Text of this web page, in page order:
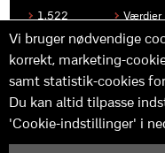
1.522
Produkter
Kontakt
os
Værdier
Historen
bag
MBDK
Hvad
os unikke
Vi bruger nødvendige
korrekt, marketing-
samt statistik-cookies
Du kan altid tilpasse
'Cookie-indstillinger' i